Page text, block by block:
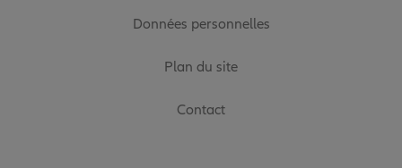
Données personnelles
Plan du site
Contact